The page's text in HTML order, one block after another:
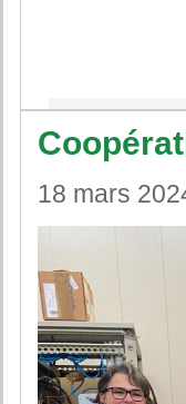
18 mars